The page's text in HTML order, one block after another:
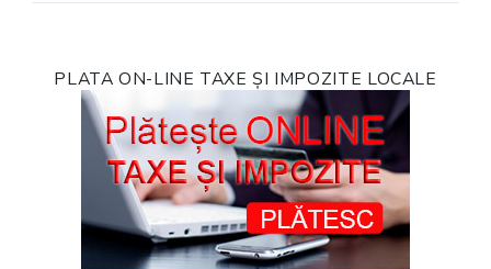
PLATA ON-LINE TAXE ȘI IMPOZITE LOCALE